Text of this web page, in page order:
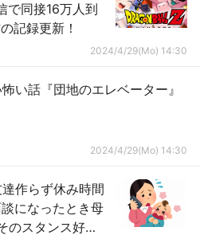
で同接16万人到
記録更新！
2024/4/29(Mo) 14:30
い話『団地のエレベーター』
2024/4/29(Mo) 14:30
達作らず休み時間
になったとき母
のスタンス好